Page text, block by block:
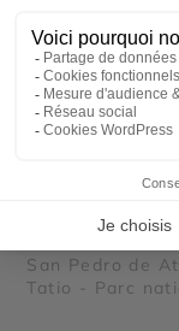
AUTOTOUR
18 jours - À
San Pedro de
Tatio - Parc